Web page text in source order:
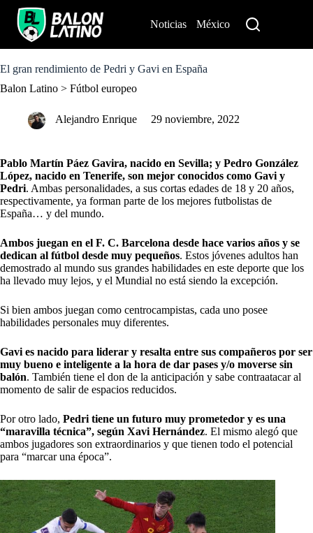
o
o
Noticias México
El gran rendimiento de Pedri y Gavi en España
Balon Latino > Fútbol europeo
Alejandro Enrique 29 noviembre, 2022
Pablo Martín Páez Gavira, nacido en Sevilla; y Pedro González
López, nacido en Tenerife, son mejor conocidos como Gavi y
Pedri. Ambas personalidades, a sus cortas edades de 18 y 20 años,
respectivamente, ya forman parte de los mejores futbolistas de
España… y del mundo.
Ambos juegan en el F. C. Barcelona desde hace varios años y se
dedican al fútbol desde muy pequeños. Estos jóvenes adultos han
demostrado al mundo sus grandes habilidades en este deporte que los
ha llevado muy lejos, y el Mundial no está siendo la excepción.
Si bien ambos juegan como centrocampistas, cada uno posee
habilidades personales muy diferentes.
Gavi es nacido para liderar y resalta entre sus compañeros por ser
muy bueno e inteligente a la hora de dar pases y/o moverse sin
balón. También tiene el don de la anticipación y sabe contraatacar al
momento de salir de espacios reducidos.
Por otro lado, Pedri tiene un futuro muy prometedor y es una
“maravilla técnica”, según Xavi Hernández. El mismo alegó que
ambos jugadores son extraordinarios y que tienen todo el potencial
para “marcar una época”.